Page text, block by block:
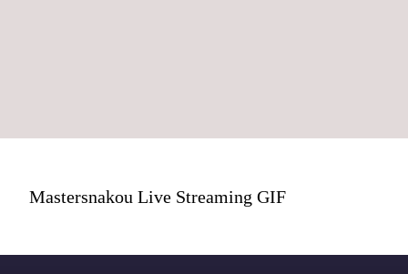
Mastersnakou Live Streaming GIF